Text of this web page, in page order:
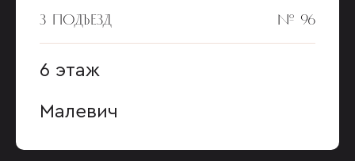
3 ПОДЪЕЗД № 96
6 этаж
Малевич